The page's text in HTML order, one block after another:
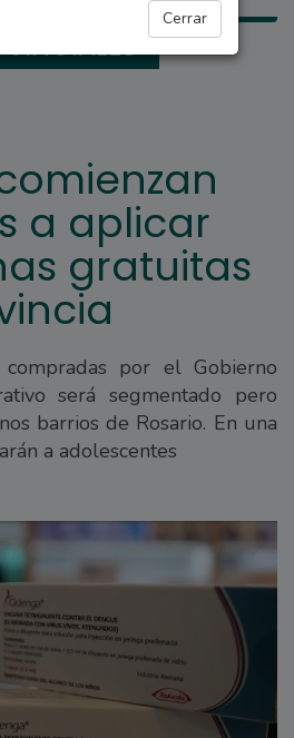
Cerrar
a aplicar
gratuitas
por el Gobierno
será segmentado pero
barrios de Rosario. En una
a adolescentes